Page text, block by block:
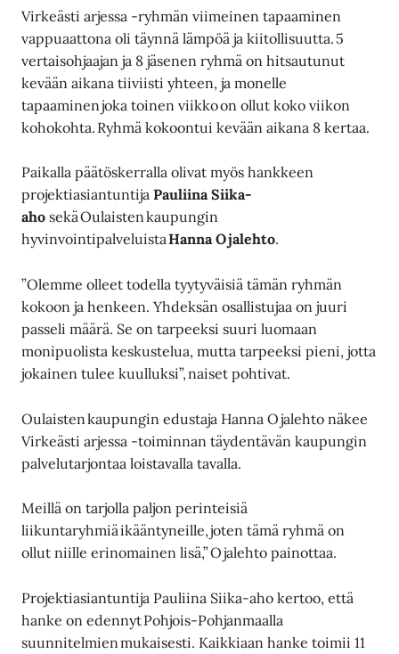
Virkeästi arjessa -ryhmän viimeinen tapaaminen
vappuaattona oli täynnä lämpöä ja kiitollisuutta. 5
vertaisohjaajan ja 8 jäsenen ryhmä on hitsautunut
kevään aikana tiiviisti yhteen, ja monelle
tapaaminen joka toinen viikko on ollut koko viikon
kohokohta. Ryhmä kokoontui kevään aikana 8 kertaa.
Paikalla päätöskerralla olivat myös hankkeen
projektiasiantuntijaPauliina Siika-
aho sekä Oulaisten kaupungin
hyvinvointipalveluistaHanna Ojalehto.
”Olemme olleet todella tyytyväisiä tämän ryhmän
kokoon ja henkeen. Yhdeksän osallistujaa on juuri
passeli määrä. Se on tarpeeksi suuri luomaan
monipuolista keskustelua, mutta tarpeeksi pieni, jotta
jokainen tulee kuulluksi”, naiset pohtivat.
Oulaisten kaupungin edustaja Hanna Ojalehto näkee
Virkeästi arjessa -toiminnan täydentävän kaupungin
palvelutarjontaa loistavalla tavalla.
Meillä on tarjolla paljon perinteisiä
liikuntaryhmiä ikääntyneille, joten tämä ryhmä on
ollut niille erinomainen lisä,” Ojalehto painottaa.
Projektiasiantuntija Pauliina Siika-aho kertoo, että
hanke on edennyt Pohjois-Pohjanmaalla
suunnitelmien mukaisesti. Kaikkiaan hanke toimii 11